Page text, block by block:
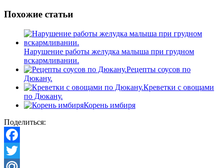
Похожие статьи
Нарушение работы желудка малыша при грудном
вскармливании.
Рецепты соусов по
Дюкану.
Креветки с овощами
по Дюкану.
Корень имбиря
Поделиться:
Facebook
Twitter